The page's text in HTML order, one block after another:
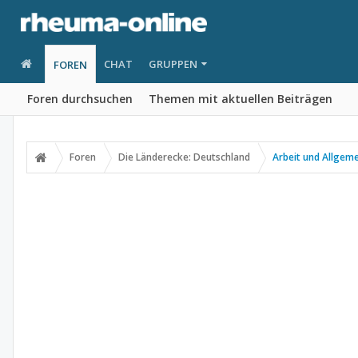
FOREN
Foren durchsuchen Themen mit aktuellen Beiträgen
CHAT GRUPPEN
Foren Die Länderecke: Deutschland Arbeit und